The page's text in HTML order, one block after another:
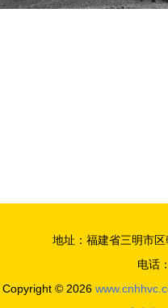
地址：福建省三明市
电话
Copyright © 2026